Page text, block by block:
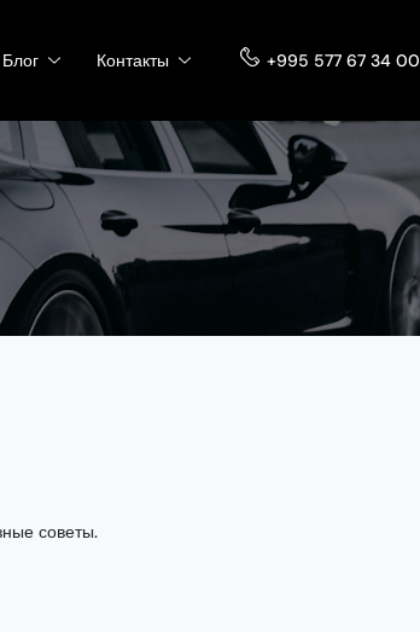
Блог Контакты +995 577 67 34 00
советы.